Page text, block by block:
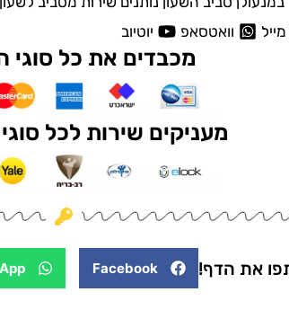
מייל וואטסאפ יוטיוב
מכבדים את כל סוגי
מעניקים שירות לכל
Facebook את הדף!